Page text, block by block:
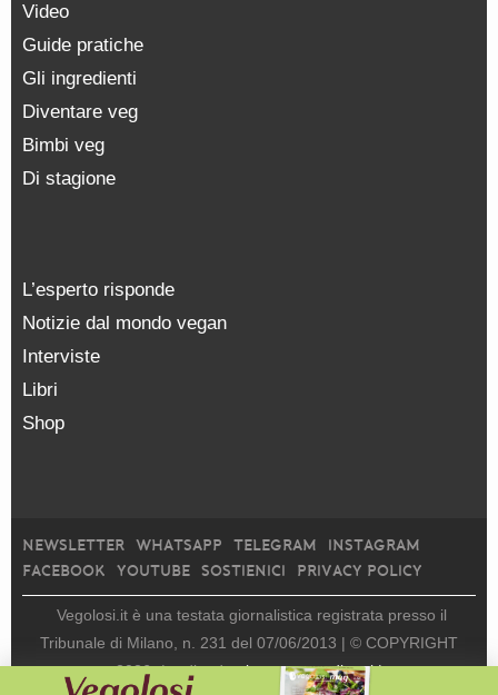
Video
Guide pratiche
Gli ingredienti
Diventare veg
Bimbi veg
Di stagione
L’esperto risponde
Notizie dal mondo vegan
Interviste
Libri
Shop
NEWSLETTER WHATSAPP TELEGRAM
INSTAGRAM
FACEBOOK
YOUTUBE SOSTIENICI PRIVACY POLICY
Vegolosi.it è una testata giornalistica registrata presso il
Tribunale di Milano, n. 231 del 07/06/2013 | © COPYRIGHT
2026 | edito da viceversa media srl |